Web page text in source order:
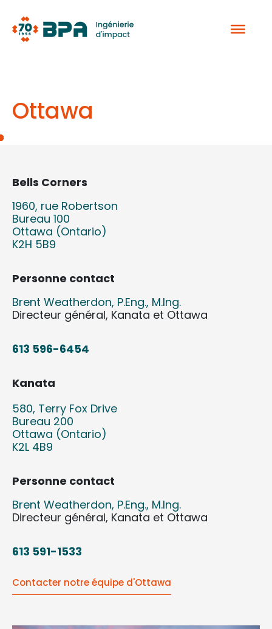
contenu
Ottawa
Bells Corners
1960, rue Robertson
Bureau 100
Ottawa (Ontario)
K2H 5B9
Personne contact
Brent Weatherdon, P.Eng., M.Ing.
Directeur général, Kanata et Ottawa
613 596-6454
Kanata
580, Terry Fox Drive
Bureau 200
Ottawa (Ontario)
K2L 4B9
Personne contact
Brent Weatherdon, P.Eng., M.Ing.
Directeur général, Kanata et Ottawa
613 591-1533
Contacter notre équipe d'Ottawa